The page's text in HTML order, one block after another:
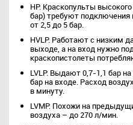
HP. Краскопульты
бар) требуют
от 2,5 до 5 бар.
HVLP. Работают с низким
выходе, а на вход нужно
краскопистолеты
LVLP. Выдают 0,7-1,1 бар
бар на входе. Расход
в минуту.
LVMP. Похожи на
воздуха – до 270 л/мин.